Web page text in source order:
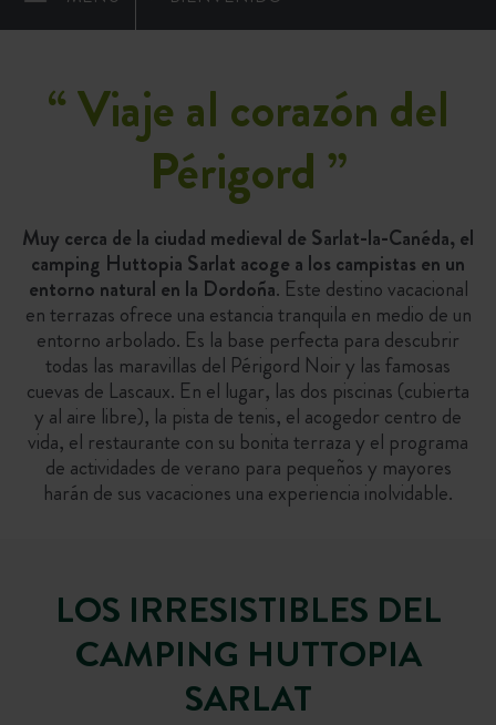
“Viaje al corazón del
Périgord ”
Muy cerca de la ciudad medieval de Sarlat-la-Canéda, el
camping Huttopia Sarlat acoge a los campistas en un
entorno natural en la Dordoña. Este destino vacacional
en terrazas ofrece una estancia tranquila en medio de un
entorno arbolado. Es la base perfecta para descubrir
todas las maravillas del Périgord Noir y las famosas
cuevas de Lascaux. En el lugar, las dos piscinas (cubierta
y al aire libre), la pista de tenis, el acogedor centro de
vida, el restaurante con su bonita terraza y el programa
de actividades de verano para pequeños y mayores
harán de sus vacaciones una experiencia inolvidable.
LOS IRRESISTIBLES DEL
CAMPING HUTTOPIA
SARLAT